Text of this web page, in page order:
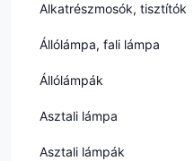
Alkatrészmosók, tisztítók
Állólámpa, fali lámpa
Állólámpák
Asztali lámpa
Asztali lámpák